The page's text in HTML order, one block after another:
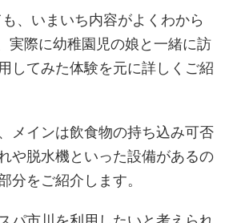
、いまいち内容がよくわから
実際に幼稚園児の娘と一緒に訪
してみた体験を元に詳しくご紹
メインは飲食物の持ち込み可否
や脱水機といった設備があるの
分をご紹介します。